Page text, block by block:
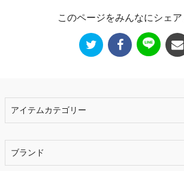
このページをみんなにシェア
アイテムカテゴリー
ブランド